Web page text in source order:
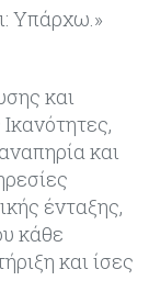
Υπάρχω.»
και
και
ένταξης,
κάθε
και ίσες